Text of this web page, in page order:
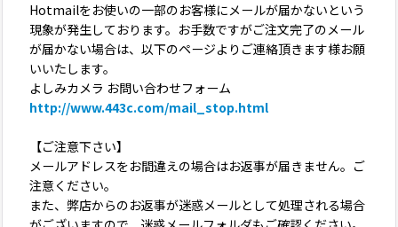
Hotmailをお使いの一部のお客様にメールが届かないという
現象が発生しております。お手数ですがご注文完了のメール
が届かない場合は、以下のページよりご連絡頂きます様お願
いいたします。
よしみカメラ お問い合わせフォーム
http://www.443c.com/mail_stop.html
【ご注意下さい】
メールアドレスをお間違えの場合はお返事が届きません。ご
注意ください。
また、弊店からのお返事が迷惑メールとして処理される場合